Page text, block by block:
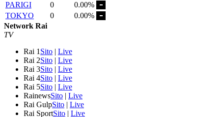
PARIGI
0
0.00%
TOKYO
0
0.00%
Network Rai
TV
Rai 1 Sito | Live
Rai 2Sito | Live
Rai 3Sito | Live
Rai 4Sito | Live
Rai 5Sito | Live
RainewsSito | Live
Rai GulpSito | Live
Rai SportSito | Live